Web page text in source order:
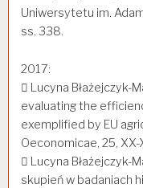
Uniwersytetu im.
ss. 338.
2017:
 Lucyna Błażejczyk-
evaluating the
exemplified by EU
Oeconomicae, 25, XX-
 Lucyna Błażejczyk-
skupień w badaniach